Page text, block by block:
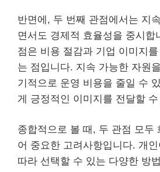
반면에, 두 번째 관점에서는 지
면서도 경제적 효율성을 중시합
점은 비용 절감과 기업 이미지
는 점입니다. 지속 가능한 자원
기적으로 운영 비용을 줄일 수
게 긍정적인 이미지를 전달할
종합적으로 볼 때, 두 관점 모두
어 중요한 고려사항입니다. 개
따라 선택할 수 있는 다양한 방